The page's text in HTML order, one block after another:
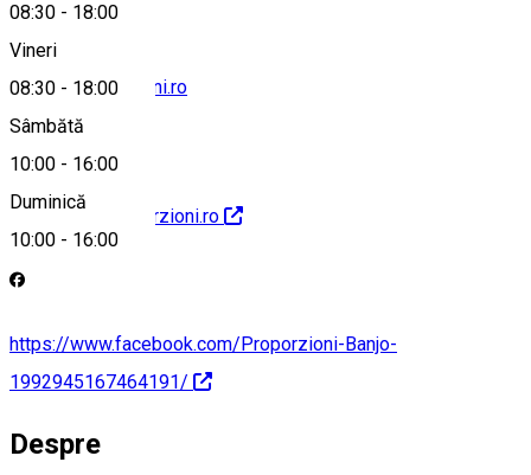
08:30 - 18:00
Vineri
08:30 - 18:00
Sâmbătă
10:00 - 16:00
Duminică
10:00 - 16:00
office@proporzioni.ro
http://www.proporzioni.ro
https://www.facebook.com/Proporzioni-Banjo-
1992945167464191/
Despre